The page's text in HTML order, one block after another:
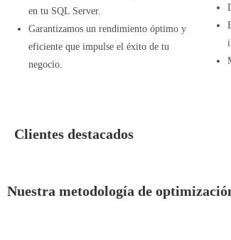
en tu SQL Server.
Garantizamos un rendimiento óptimo y
eficiente que impulse el éxito de tu
negocio.
Clientes destacados
Nuestra metodología de